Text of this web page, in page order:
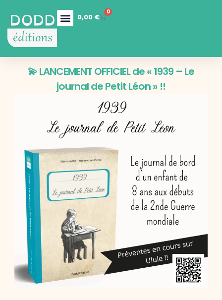
0,00 €
0
💫 LANCEMENT OFFICIEL de « 1939 – Le
journal de Petit Léon » !!